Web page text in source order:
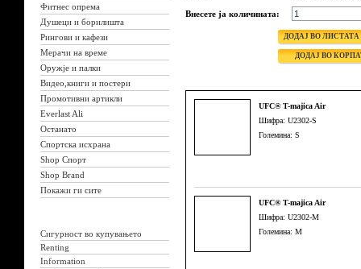
Фитнес опрема
Душеци и борилишта
Рингови и кафези
Мерачи на време
Оружје и палки
Видео,книги и постери
Промотивни артикли
Everlast Ali
Останато
Спортска исхрана
Shop Спорт
Shop Brand
Покажи ги сите
Сигурност во купувањето
Renting
Information
Внесете ја количината:
UFC® T-majica Air
Шифра: U2302-S
Големина: S
UFC® T-majica Air
Шифра: U2302-M
Големина: M